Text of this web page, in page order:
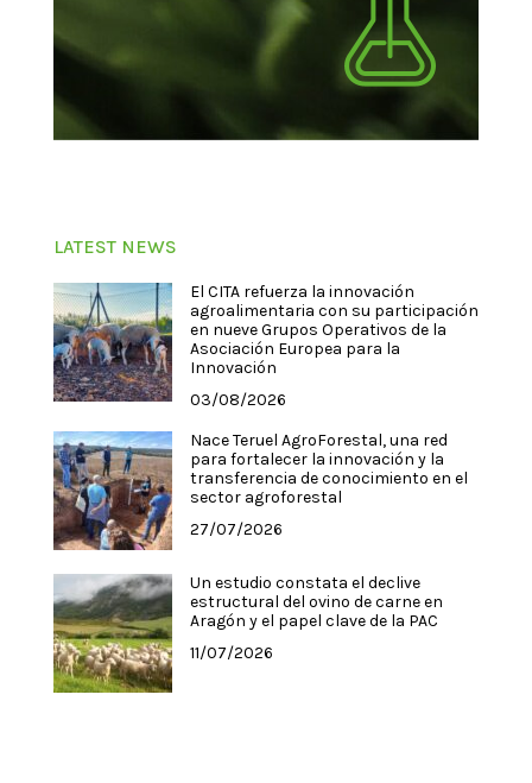
LATEST NEWS
El CITA refuerza la innovación
agroalimentaria con su participación
en nueve Grupos Operativos de la
Asociación Europea para la
Innovación
03/08/2026
Nace Teruel AgroForestal, una red
para fortalecer la innovación y la
transferencia de conocimiento en el
sector agroforestal
27/07/2026
Un estudio constata el declive
estructural del ovino de carne en
Aragón y el papel clave de la PAC
11/07/2026